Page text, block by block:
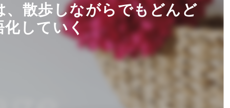
、散歩しながらでもどんど
していく